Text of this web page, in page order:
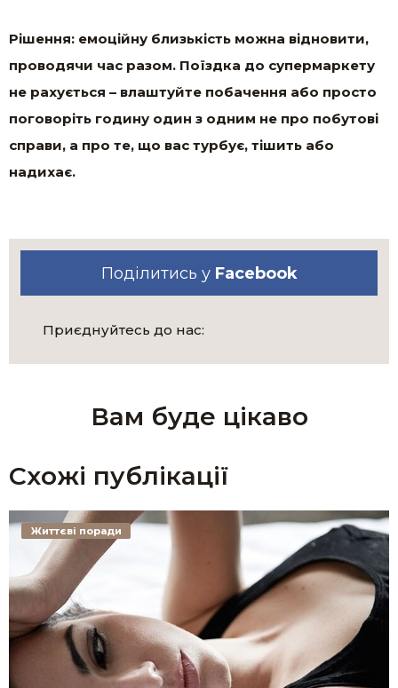
Рішення: емоційну близькість можна відновити,
проводячи час разом. Поїздка до супермаркету
не рахується – влаштуйте побачення або просто
поговоріть годину один з одним не про побутові
справи, а про те, що вас турбує, тішить або
надихає.
Поділитись у Facebook
Приєднуйтесь до нас:
Вам буде цікаво
Схожі публікації
Життєві поради